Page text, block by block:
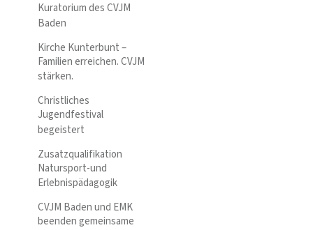
Kuratorium des CVJM
Baden
Kirche Kunterbunt –
Familien erreichen. CVJM
stärken.
Christliches
Jugendfestival
begeistert
Zusatzqualifikation
Natursport-und
Erlebnispädagogik
CVJM Baden und EMK
beenden gemeinsame